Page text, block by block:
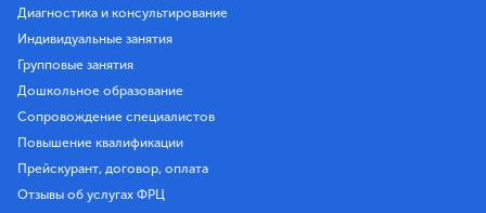
Диагностика и консультирование
Индивидуальные занятия
Групповые занятия
Дошкольное образование
Сопровождение специалистов
Повышение квалификации
Прейскурант, договор, оплата
Отзывы об услугах ФРЦ